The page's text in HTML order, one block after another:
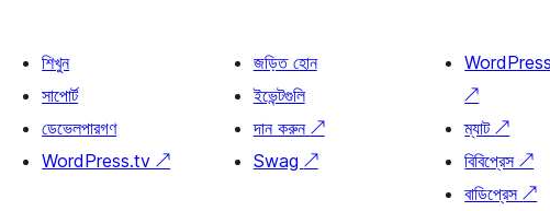
শিখুন
সাপোর্ট
ডেভেলপারগণ
WordPress.tv↗
জড়িত হোন
ইভেন্টগুলি
দান করুন ↗
Swag ↗
↗
ম্যাট↗
বিবিপ্রেস↗
বাডিপ্রেস↗